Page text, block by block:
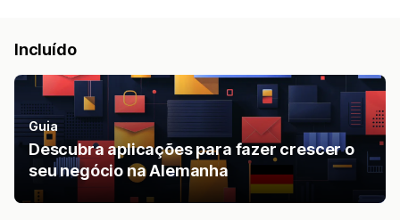
Incluído
Guia
Descubra aplicações para fazer crescer o
seu negócio na Alemanha